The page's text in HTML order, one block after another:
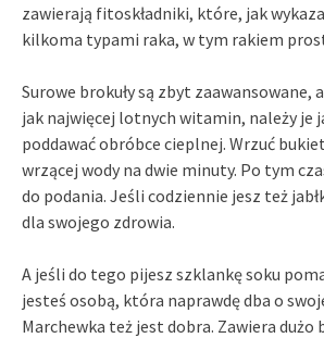
zawierają fitoskładniki, które, jak
kilkoma typami raka, w tym rakiem
Surowe brokuły są zbyt zaawansowane,
jak najwięcej lotnych witamin, należy je
poddawać obróbce cieplnej. Wrzuć
wrzącej wody na dwie minuty. Po tym
do podania. Jeśli codziennie jesz też
dla swojego zdrowia.
A jeśli do tego pijesz szklankę soku
jesteś osobą, która naprawdę dba o
Marchewka też jest dobra. Zawiera